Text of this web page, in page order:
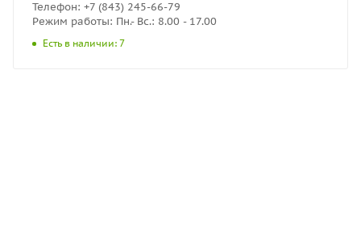
Телефон: +7 (843) 245-66-79
Режим работы: Пн.- Вс.: 8.00 - 17.00
Есть в наличии: 7